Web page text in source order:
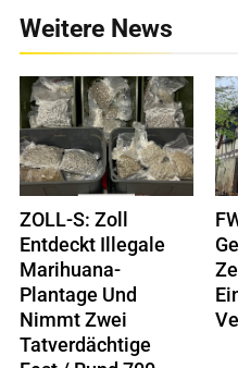
Weitere News
ZOLL-S: Zoll
Entdeckt Illegale
Marihuana-
Plantage Und
Nimmt Zwei
Tatverdächtige